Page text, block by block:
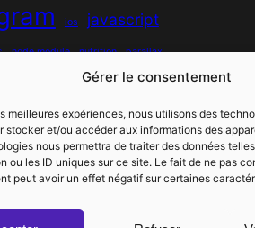
Gérer le consentement
meilleures expériences, nous utilisons des
stocker et/ou accéder aux informations des
nous permettra de traiter des données
ou les ID uniques sur ce site. Le fait de ne pas
peut avoir un effet négatif sur certaines
ios javascript
node module nutrition parallax
sport spotify spécificité
vibe coding virtual host vscode